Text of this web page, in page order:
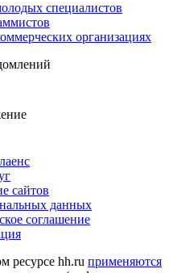
специалистов
организациях
сайтов
данных
соглашение
ресурсе hh.ru применяются